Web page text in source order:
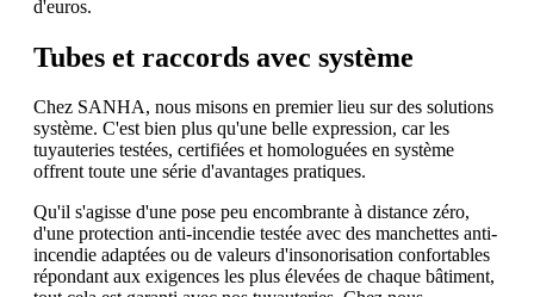
d'euros.
Tubes et raccords avec système
Chez SANHA, nous misons en premier lieu sur des solutions
système. C'est bien plus qu'une belle expression, car les
tuyauteries testées, certifiées et homologuées en système
offrent toute une série d'avantages pratiques.
Qu'il s'agisse d'une pose peu encombrante à distance zéro,
d'une protection anti-incendie testée avec des manchettes anti-
incendie adaptées ou de valeurs d'insonorisation confortables
répondant aux exigences les plus élevées de chaque bâtiment,